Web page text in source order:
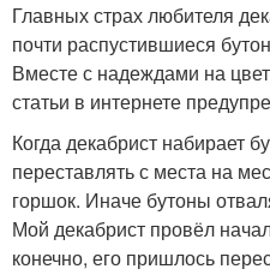
Главных страх любителя
почти распустившиеся
Вместе с надеждами на
статьи в интернете
Когда декабрист набирает
переставлять с места на
горшок. Иначе бутоны
Мой декабрист провёл
конечно, его пришлось